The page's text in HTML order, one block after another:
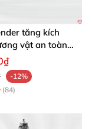
tăng kích
vật an toàn
-12%
(84)